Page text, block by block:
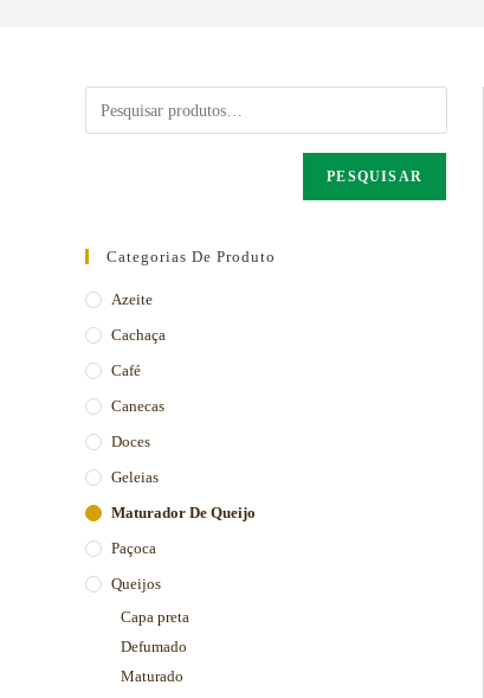
PESQUISAR
Categorias De Produto
Azeite
Cachaça
Café
Canecas
Doces
Geleias
Maturador De Queijo
Paçoca
Queijos
Capa preta
Defumado
Maturado